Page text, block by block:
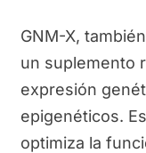
GNM-X,
un suplemento
expresión
epigenéticos.
optimiza la